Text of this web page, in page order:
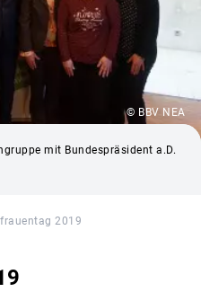
© BBV NEA
mit Bundespräsident a.D.
2019